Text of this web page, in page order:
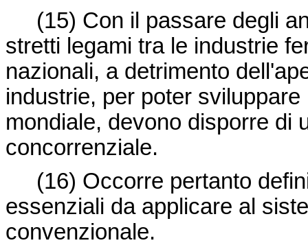
(15) Con il passare degli
stretti legami tra le industrie
nazionali, a detrimento
industrie, per poter
mondiale, devono disporre di
concorrenziale.
(16) Occorre pertanto
essenziali da applicare al
convenzionale.